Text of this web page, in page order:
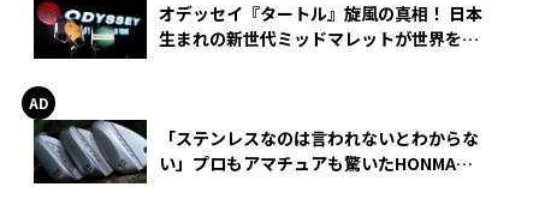
オデッセイ『タートル』旋風の真相！ 日本
生まれの新世代ミッドマレットが世界を席
「ステンレスなのは言われないとわからな
い」プロもアマチュアも驚いたHONMA